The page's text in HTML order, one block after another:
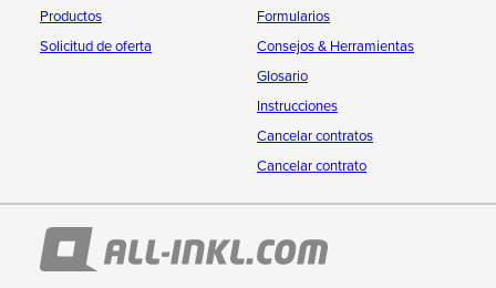
Productos
Solicitud de oferta
Formularios
Consejos & Herramientas
Glosario
Instrucciones
Cancelar contratos
Cancelar contrato